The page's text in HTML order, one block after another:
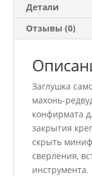
Детали
Отзывы (0)
Заглушка
махонь-
конфирмата
закрытия
скрыть
сверления,
инструмента.